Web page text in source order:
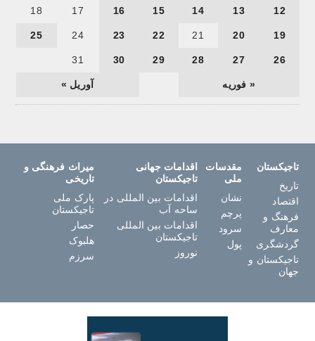
« فوریه آوریل »
12
13
14
15
16
17
18
19
20
21
22
23
24
25
26
27
28
29
30
31
تاجیکستان
تاریخ
اقتصاد
فرهنگ و
معارف
گردشگری
تاجیکستان و
جهان
مقدسات
ملی
نشان
پرچم
سرود
پول
اقدامات جهانی
تاجیکستان
اقدامات بین المللی در
ساحه آب
اقدامات بین المللی
تاجیکستان
نوروز
میراث فرهنگی و
تاریخی
پارک ملی
تاجیکستان
حصار
هلبوک
سرزم